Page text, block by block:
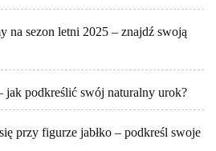
na sezon letni 2025 – znajdź swoją
jak podkreślić swój naturalny urok?
przy figurze jabłko – podkreśl swoje